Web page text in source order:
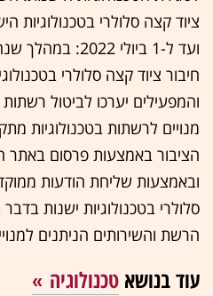
ועד ל-1 ביולי
חיבור ציוד קצה סלולרי
והמפעילים יערכו לביטול רשתות
מנויים לרשתות בטכנולוגיות
הציבור באמצעות פרסום
ובאמצעות שליחת הודעות
סלולרי בטכנולוגיות ישנות
הרשת והשירותים הניתנים
עוד בנושא טכנולוגיה